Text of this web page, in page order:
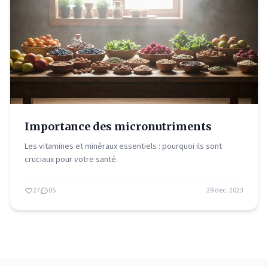
Importance des micronutriments
Les vitamines et minéraux essentiels : pourquoi ils sont
cruciaux pour votre santé.
27 05 29 dec. 2023